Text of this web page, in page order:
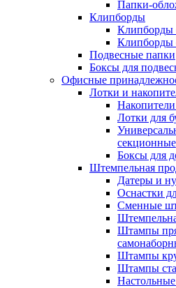
Папки-
Клипборды
Клипборды
Клипборды
Подвесные папки
Боксы для
Офисные
Лотки и
Лотки для
секционные
Боксы для
Штемпельная
Датеры и
Оснастки
Сменные
Штампы
Штампы
Штампы